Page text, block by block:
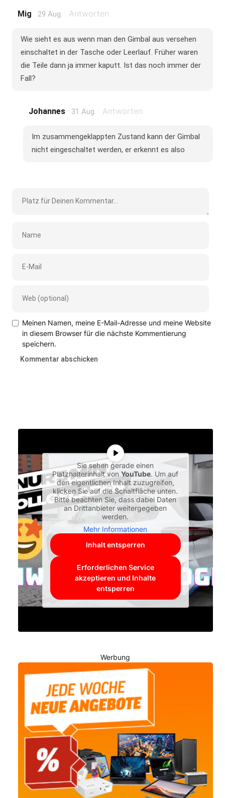
Mig 29 Aug. Antworten
Wie sieht es aus wenn man den Gimbal aus versehen
einschaltet in der Tasche oder Leerlauf. Früher waren
die Teile dann ja immer kaputt. Ist das noch immer der
Fall?
Johannes 31 Aug. Antworten
Im zusammengeklappten Zustand kann der Gimbal
nicht eingeschaltet werden, er erkennt es also
Meinen Namen, meine E-Mail-Adresse und meine Website
in diesem Browser für die nächste Kommentierung
speichern.
Sie sehen gerade einen
Platzhalterinhalt vonYouTube. Um auf
den eigentlichen Inhalt zuzugreifen,
klicken Sie auf die Schaltfläche unten.
Bitte beachten Sie, dass dabei Daten
an Drittanbieter weitergegeben
werden.
Mehr Informationen
Inhalt entsperren
Erforderlichen Service
akzeptieren und Inhalte
entsperren
Werbung